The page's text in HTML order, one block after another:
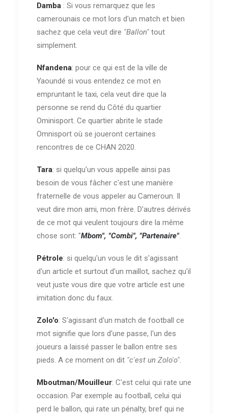
Damba : Si vous remarquez que les
camerounais ce mot lors d'un match et bien
sachez que cela veut dire "Ballon" tout
simplement.
Nfandena: pour ce qui est de la ville de
Yaoundé si vous entendez ce mot en
empruntant le taxi, cela veut dire que la
personne se rend du Côté du quartier
Ominisport. Ce quartier abrite le stade
Omnisport où se joueront certaines
rencontres de ce CHAN 2020.
Tara: si quelqu'un vous appelle ainsi pas
besoin de vous fâcher c'est une manière
fraternelle de vous appeler au Cameroun. Il
veut dire mon ami, mon frère. D'autres dérivés
de ce mot qui veulent toujours dire la même
chose sont: "Mbom", "Combi", "Partenaire".
Pétrole: si quelqu'un vous le dit s'agissant
d'un article et surtout d'un maillot, sachez qu'il
veut juste vous dire que votre article est une
imitation donc du faux.
Zolo'o: S'agissant d'un match de football ce
mot signifie que lors d'une passe, l'un des
joueurs a laissé passer le ballon entre ses
pieds. A ce moment on dit "c'est un Zolo'o".
Mboutman/Mouilleur: C'est celui qui rate une
occasion. Par exemple au football, celui qui
perd le ballon, qui rate un pénalty, bref qui ne